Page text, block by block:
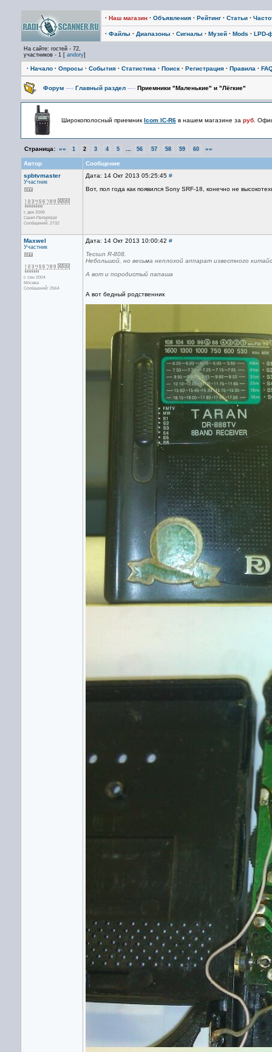
· Наш магазин · Объявления · Рейтинг · Статьи ·
· Файлы · Диапазоны · Сигналы · Музей · Mods · LPD-
На сайте: гостей - 72,
участников - 1 [ andory]
· Начало · Опросы · События · Статистика · Поиск · Регистрация · Правила ·
Форум —› Главный раздел —› Приемники "Маленькие" и "Лёгкие"
Широкополосный приемник Icom IC-R6 в нашем магазине за руб.
Страница: «« 1 2 3 4 5 56 57 58 59 60 »»
Автор
Сообщение
spbtvmaster
Участник
с дек 2006
Санкт-Петербург
Сообщений: 2732
Дата: 14 Окт 2013 05:25:45 #
Вот, пол года как появился Sony SRF-18, конечно не
Maxwel
Участник
с сен 2004
Москва
Сообщений: 2564
Дата: 14 Окт 2013 10:00:42 #
Tecsun R-808.
Небольшой, но весьма неплохой аппарат известного
А вот и породистый папаша
А вот бедный родственник